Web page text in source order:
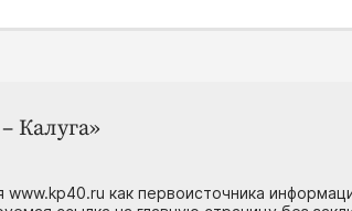
Калуга»
как первоисточника